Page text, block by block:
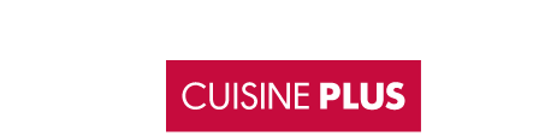
à
au
CUISINE ÉQUIPÉE ET
AMÉNAGÉE SUR MESURE